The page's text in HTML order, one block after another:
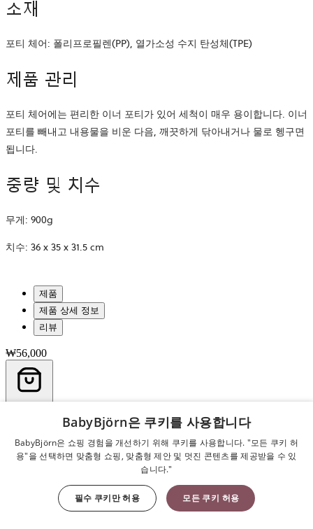
소재
포티 체어: 폴리프로필렌(PP), 열가소성 수지 탄성체(TPE)
제품 관리
포티 체어에는 편리한 이너 포티가 있어 세척이 매우 용이합니다. 이너
포티를 빼내고 내용물을 비운 다음, 깨끗하게 닦아내거나 물로 헹구면
됩니다.
중량 및 치수
무게: 900g
치수: 36 x 35 x 31.5 cm
제품
제품 상세 정보
리뷰
₩56,000
당신을 위한 웰컴 기프트
BabyBjörn은 쿠키를 사용합니다
BabyBjörn은 쇼핑 경험을 개선하기 위해 쿠키를 사용합니다. "모든 쿠키 허
용"을 선택하면 맞춤형 쇼핑, 맞춤형 제안 및 멋진 콘텐츠를 제공받을 수 있
습니다."
모든 쿠키 허용
필수 쿠키만 허용